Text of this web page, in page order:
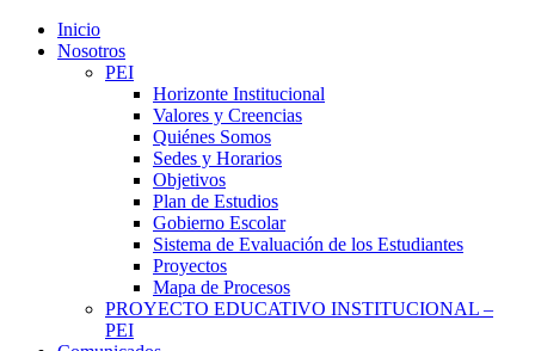
Inicio
Nosotros
PEI
Horizonte Institucional
Valores y Creencias
Quiénes Somos
Sedes y Horarios
Objetivos
Plan de Estudios
Gobierno Escolar
Sistema de Evaluación de los Estudiantes
Proyectos
Mapa de Procesos
PROYECTO EDUCATIVO INSTITUCIONAL –
PEI